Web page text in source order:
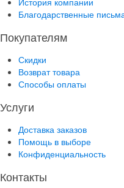
Благодарственные
Покупателям
Скидки
Возврат товара
Способы оплаты
Услуги
Доставка заказов
Помощь в выборе
Конфиденциальность
Контакты